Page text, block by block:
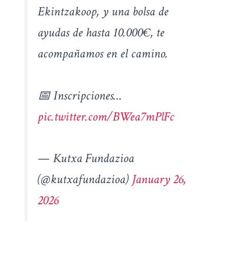
Ekintzakoop, y una bolsa de
ayudas de hasta 10.000€, te
acompañamos en el camino.
📅 Inscripciones…
pic.twitter.com/BWea7mPlFc
— Kutxa Fundazioa
(@kutxafundazioa) January 26,
2026